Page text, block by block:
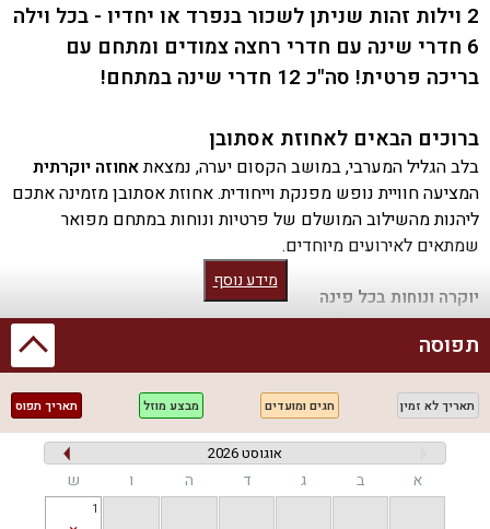
2 וילות זהות שניתן לשכור בנפרד או יחדיו - בכל וילה
6 חדרי שינה עם חדרי רחצה צמודים ומתחם עם
בריכה פרטית! סה"כ 12 חדרי שינה במתחם!
ברוכים הבאים לאחוזת אסתובן
בלב הגליל המערבי, במושב הקסום יערה, נמצאתאחוזה יוקרתית
המציעה חוויית נופש מפנקת וייחודית. אחוזת אסתובן מזמינה אתכם
ליהנות מהשילוב המושלם של פרטיות ונוחות במתחם מפואר
שמתאים לאירועים מיוחדים.
יוקרה ונוחות בכל פינה
האחוזה מתהדרת ב-12 חדרי שינה מרווחים, כל אחד מעוצב
בקפידה כדי להבטיח נוחות מקסימלית. האורחים ימצאו כאן מטבח
מאובזר הכולל תנור, מיקרוגל ותמי 4, לצד פינת ישיבה ואוכל
מושלמות לארוחות משותפות. לכל חדר רחצה מצורפות מגבות רכות
ושמפו ומרכך להשלמת חוויית הפינוק.
פינוקי בריכה וספא
האורחים יכולים ליהנות מבריכת שחייה מגודרת, מחוממת ומקורה
מידע נוסף
תפוסה
תאריך לא זמין חגים ומועדים מבצע מוזל תאריך תפוס
אוגוסט 2026
א ב ג ד ה ו ש
1